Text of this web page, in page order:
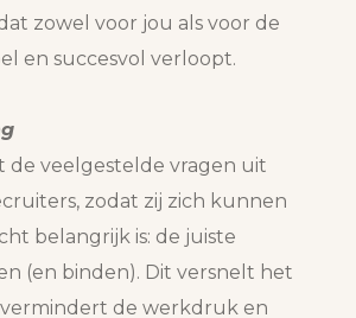
zowel voor jou als voor de
en succesvol verloopt.
de veelgestelde vragen uit
zodat zij zich kunnen
belangrijk is: de juiste
(en binden). Dit versnelt het
de werkdruk en